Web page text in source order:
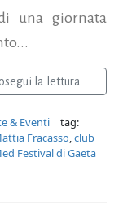
una giornata
la lettura
& Eventi | tag:
Fracasso club
Festival di Gaeta